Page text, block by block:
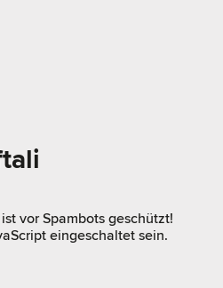
vor Spambots geschützt!
eingeschaltet sein.